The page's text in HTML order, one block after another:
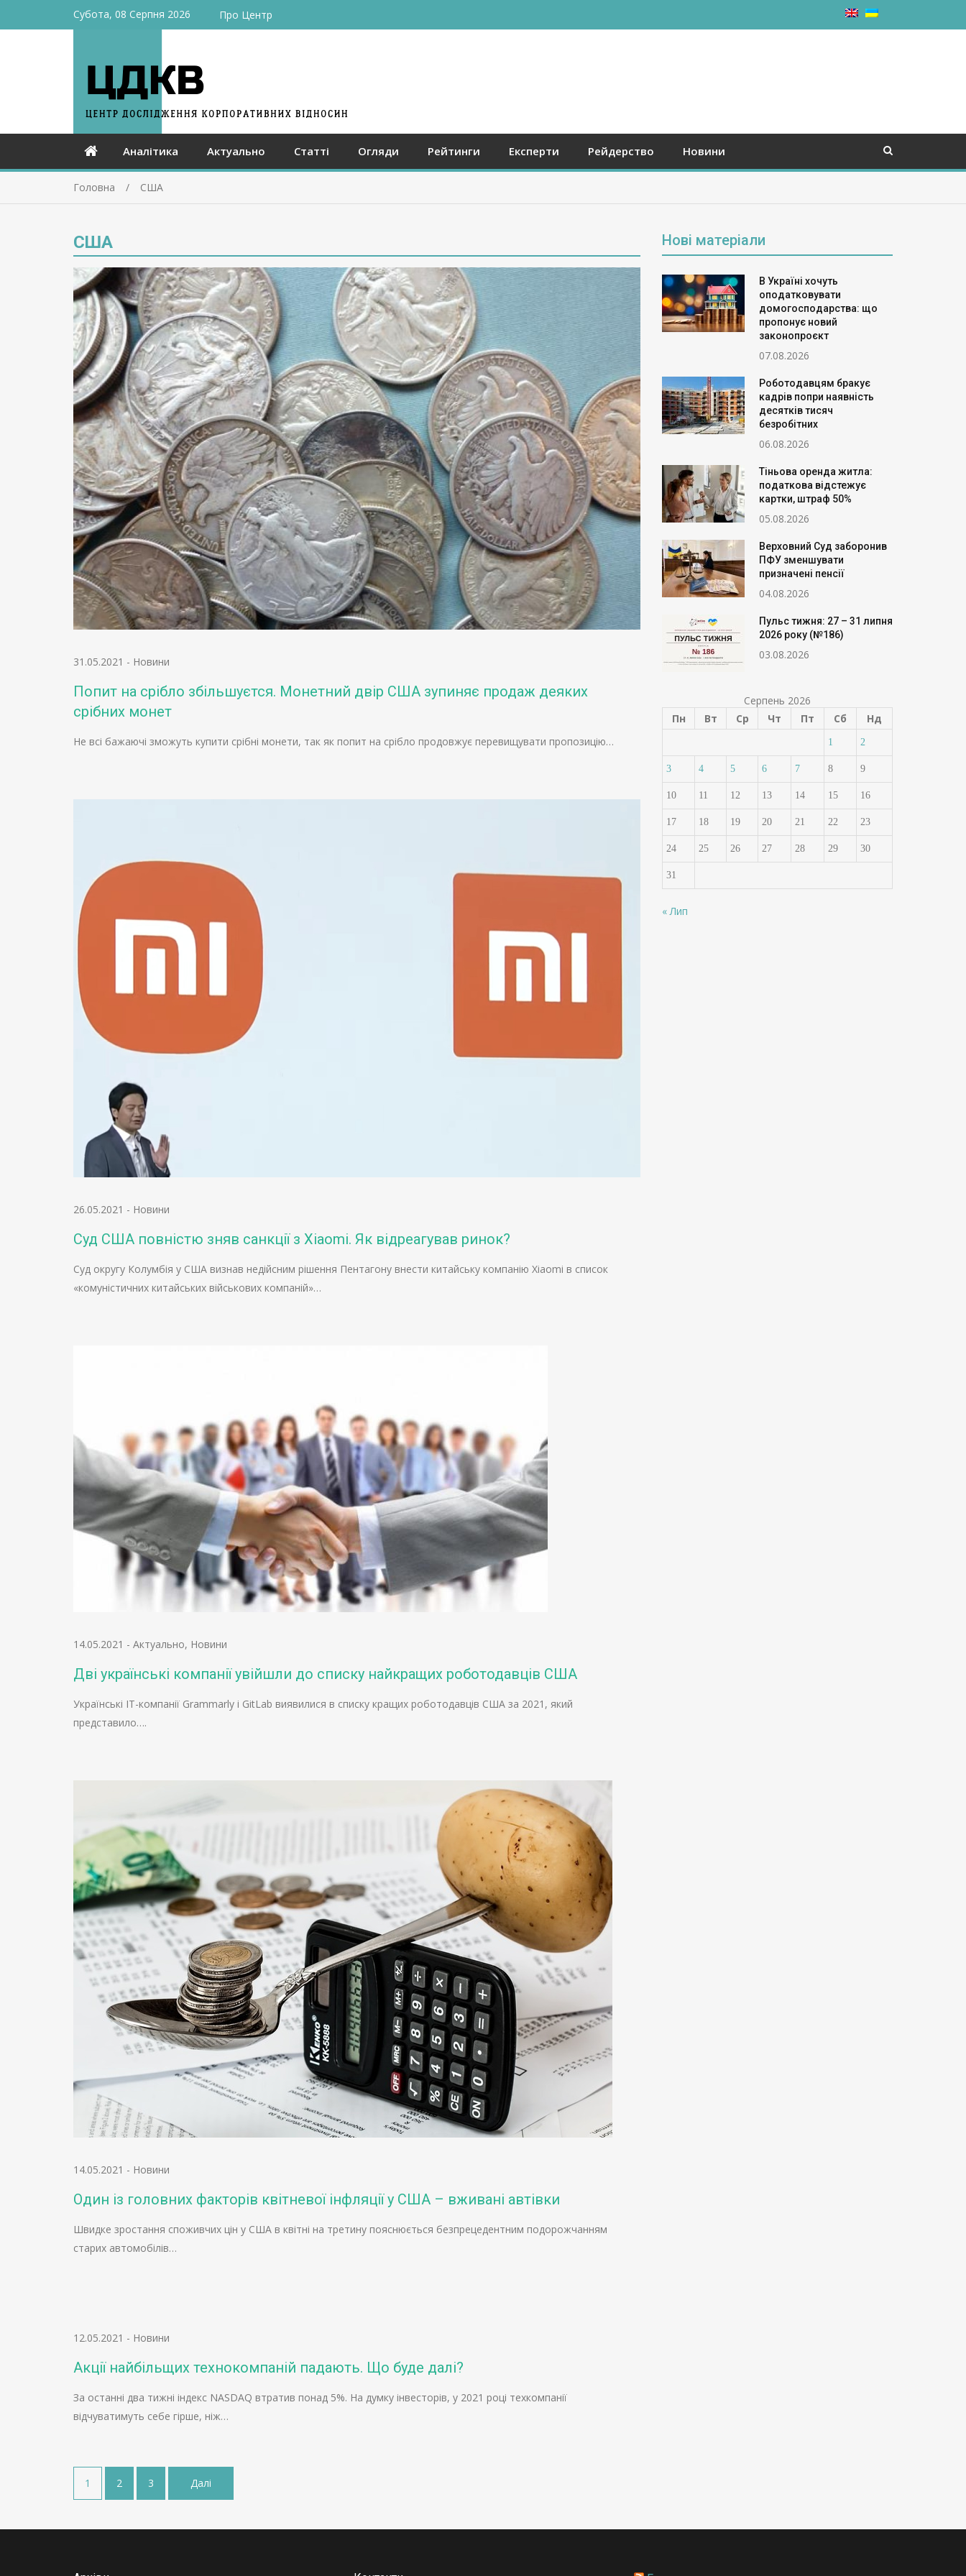
Субота, 08 Серпня 2026 Про Центр
Аналітика Актуально Статті Огляди Рейтинги Експерти Рейдерство Новини
Головна США
США
31.05.2021 - Новини
Попит на срібло збільшуєтся. Монетний двір США зупиняє продаж деяких
срібних монет
Не всі бажаючі зможуть купити срібні монети, так як попит на срібло продовжує перевищувати пропозицію…
26.05.2021 - Новини
Суд США повністю зняв санкції з Xiaomi. Як відреагував ринок?
Суд округу Колумбія у США визнав недійсним рішення Пентагону внести китайську компанію Xiaomi в список
«комуністичних китайських військових компаній»…
14.05.2021 - Актуально, Новини
Дві українські компанії увійшли до списку найкращих роботодавців США
Українські IT-компанії Grammarly і GitLab виявилися в списку кращих роботодавців США за 2021, який
представило….
14.05.2021 - Новини
Один із головних факторів квітневої інфляції у США – вживані автівки
Швидке зростання споживчих цін у США в квітні на третину пояснюється безпрецедентним подорожчанням
старих автомобілів…
12.05.2021 - Новини
Акції найбільщих технокомпаній падають. Що буде далі?
За останні два тижні індекс NASDAQ втратив понад 5%. На думку інвесторів, у 2021 році техкомпанії
відчуватимуть себе гірше, ніж…
Пагінація
записів
1 2 3 Далі
Нові матеріали
В Україні хочуть
оподатковувати
домогосподарства: що
пропонує новий
законопроєкт
07.08.2026
Роботодавцям бракує
кадрів попри наявність
десятків тисяч
безробітних
06.08.2026
Тіньова оренда житла:
податкова відстежує
картки, штраф 50%
05.08.2026
Верховний Суд заборонив
ПФУ зменшувати
призначені пенсії
04.08.2026
Пульс тижня: 27 – 31 липня
2026 року (№186)
03.08.2026
Серпень 2026
Пн
Вт Ср Чт Пт Сб Нд
1 2
3 4 5 6 7 8 9
10 11 12 13 14 15 16
17 18 19 20 21 22 23
24 25 26 27 28 29 30
31
« Лип